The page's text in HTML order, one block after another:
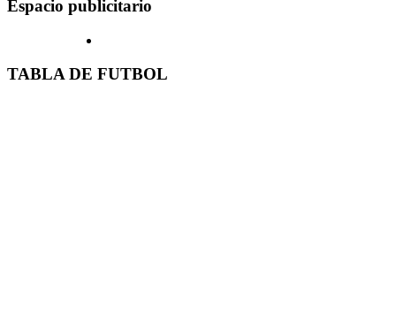
Espacio publicitario
TABLA DE FUTBOL